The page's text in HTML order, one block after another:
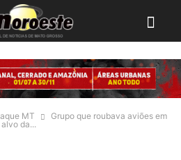
MT
Grupo que roubava aviões em
da...